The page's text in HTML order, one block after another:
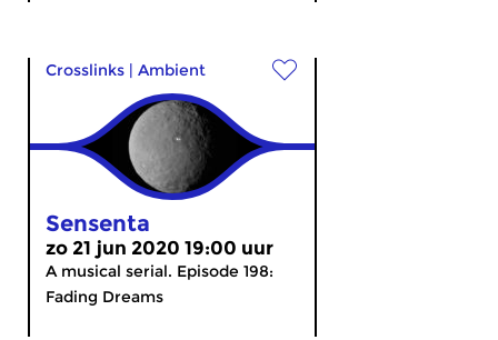
Crosslinks | Ambient
Sensenta
zo 21 jun 2020 19:00 uur
A musical serial. Episode 198:
Fading Dreams